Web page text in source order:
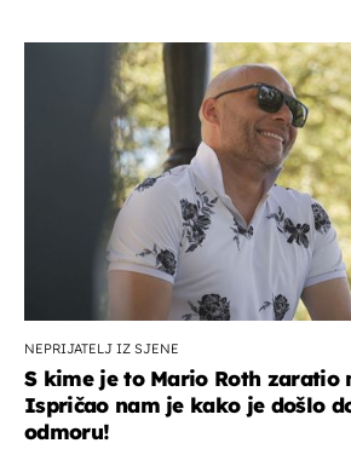
NEPRIJATELJ IZ SJENE
S kime je to Mario Roth zaratio
Ispričao nam je kako je došlo
odmoru!